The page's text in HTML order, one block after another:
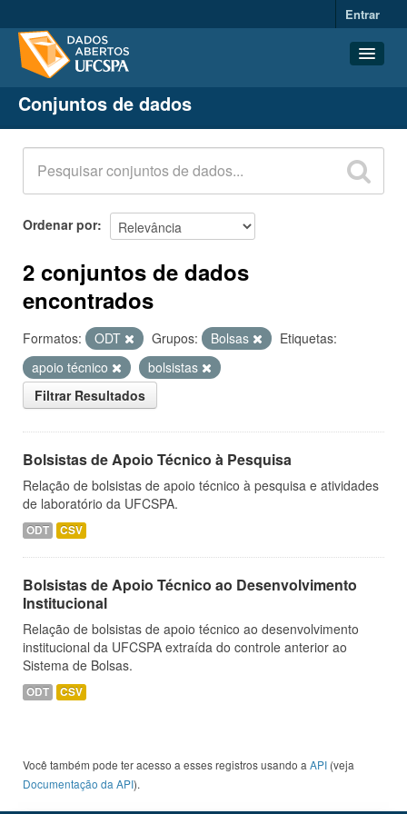
Entrar
Conjuntos de dados
Organizações
Grupos
Sobre
Conjuntos de dados
Ordenar por
2 conjuntos de dados
encontrados
Formatos: ODT Grupos: Bolsas
Etiquetas:
apoio técnico
bolsistas
Filtrar Resultados
Bolsistas de Apoio Técnico à Pesquisa
Relação de bolsistas de apoio técnico à pesquisa e atividades
de laboratório da UFCSPA.
ODT CSV
Bolsistas de Apoio Técnico ao Desenvolvimento
Institucional
Relação de bolsistas de apoio técnico ao desenvolvimento
institucional da UFCSPA extraída do controle anterior ao
Sistema de Bolsas.
ODT CSV
Você também pode ter acesso a esses registros usando a API (veja
Documentação da API).